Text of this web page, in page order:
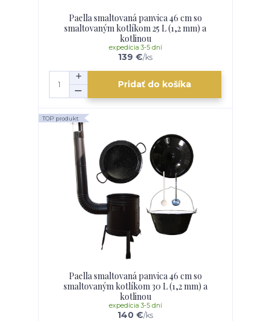
Paella smaltovaná panvica 46 cm so
smaltovaným kotlíkom 25 L (1,2 mm) a
kotlinou
139 €/ks
expedícia 3-5 dní
Pridať do košíka
TOP produkt
Paella smaltovaná panvica 46 cm so
smaltovaným kotlíkom 30 L (1,2 mm) a
kotlinou
140 €/ks
expedícia 3-5 dní